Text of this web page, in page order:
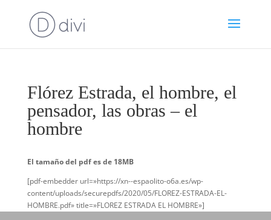
Flórez Estrada, el hombre, el
pensador, las obras – el
hombre
El tamaño del pdf es de 18MB
[pdf-embedder url=»https://xn--espaolito-o6a.es/wp-
content/uploads/securepdfs/2020/05/FLOREZ-ESTRADA-EL-
HOMBRE.pdf» title=»FLOREZ ESTRADA EL HOMBRE»]